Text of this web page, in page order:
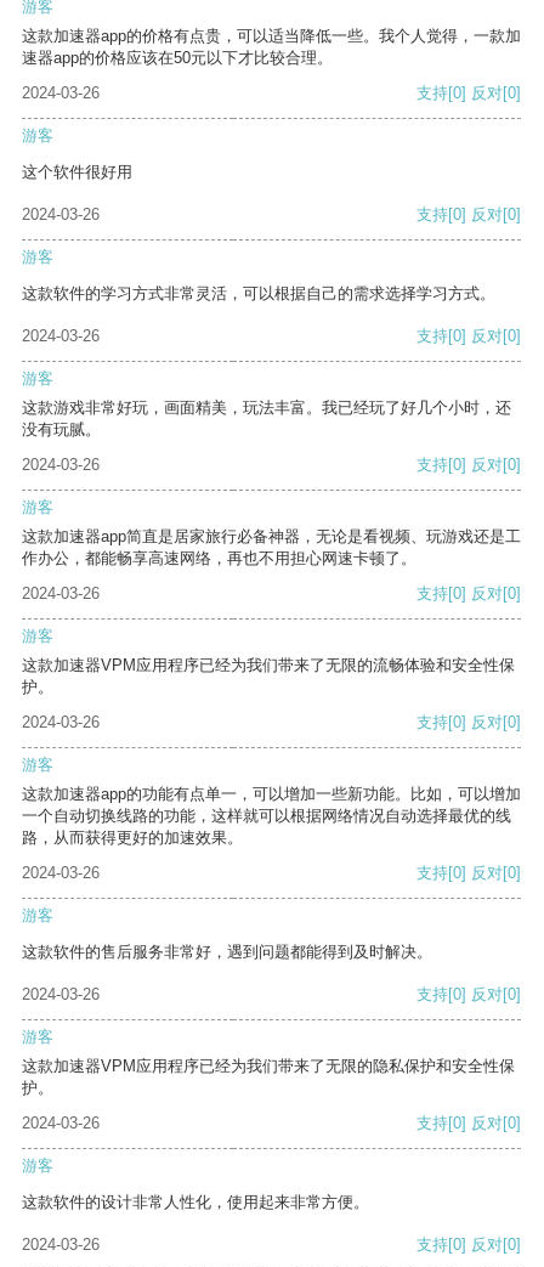
游客
这款加速器app的价格有点贵，可以适当降低一些。我个人觉得，一款加
速器app的价格应该在50元以下才比较合理。
2024-03-26
支持[0] 反对[0]
游客
这个软件很好用
2024-03-26 支持[0] 反对[0]
游客
这款软件的学习方式非常灵活，可以根据自己的需求选择学习方式。
2024-03-26 支持[0] 反对[0]
游客
这款游戏非常好玩，画面精美，玩法丰富。我已经玩了好几个小时，还
没有玩腻。
2024-03-26
支持[0] 反对[0]
游客
这款加速器app简直是居家旅行必备神器，无论是看视频、玩游戏还是工
作办公，都能畅享高速网络，再也不用担心网速卡顿了。
2024-03-26
支持[0] 反对[0]
游客
这款加速器VPM应用程序已经为我们带来了无限的流畅体验和安全性保
护。
2024-03-26
支持[0] 反对[0]
游客
这款加速器app的功能有点单一，可以增加一些新功能。比如，可以增加
一个自动切换线路的功能，这样就可以根据网络情况自动选择最优的线
路，从而获得更好的加速效果。
2024-03-26
支持[0] 反对[0]
游客
这款软件的售后服务非常好，遇到问题都能得到及时解决。
2024-03-26 支持[0] 反对[0]
游客
这款加速器VPM应用程序已经为我们带来了无限的隐私保护和安全性保
护。
2024-03-26
支持[0] 反对[0]
游客
这款软件的设计非常人性化，使用起来非常方便。
2024-03-26 支持[0] 反对[0]